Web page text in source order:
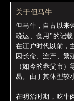
关于但马牛
但马牛，自古以来
輓运、食用”的记载
在江户时代以前，
因长命、连产、繁
（如今的养父市
易。由于其体型较
在明治时期，吃牛